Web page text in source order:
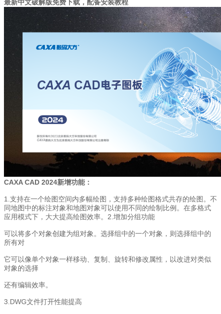
最新中文破解版免费下载，配备安装教程
CAXA CAD 2024新增功能：
1.支持在一个绘图空间内多幅绘图，支持多种绘图格式共存的绘图。不
同地图中的标注对象和地图对象可以使用不同的绘制比例。在多格式
应用模式下，大大提高绘图效率。2.增加分组功能
可以将多个对象创建为组对象。选择组中的一个对象，则选择组中的
所有对
它可以像单个对象一样移动、复制、旋转和修改属性，以改进对类似
对象的选择
还有编辑效率。
3.DWG文件打开性能提高